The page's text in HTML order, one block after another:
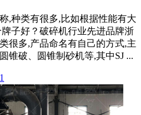
,种类有很多,比如根据性能有大
子好？破碎机行业先进品牌浙
很多,产品命名有自己的方式,主
锥破、圆锥制砂机等,其中SJ ...